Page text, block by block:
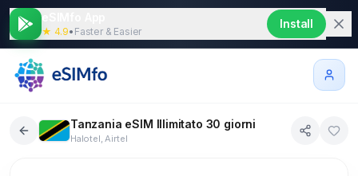
★ 4.9• Faster & Easier
Install
Tanzania eSIM Illimitato 30 giorni
Halotel, Airtel